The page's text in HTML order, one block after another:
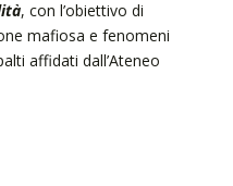
, con l’obiettivo di
mafiosa e fenomeni
affidati dall’Ateneo